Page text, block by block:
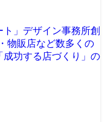
」 デザイン事務所創
物販店など数多くの
成功する店づくり」の